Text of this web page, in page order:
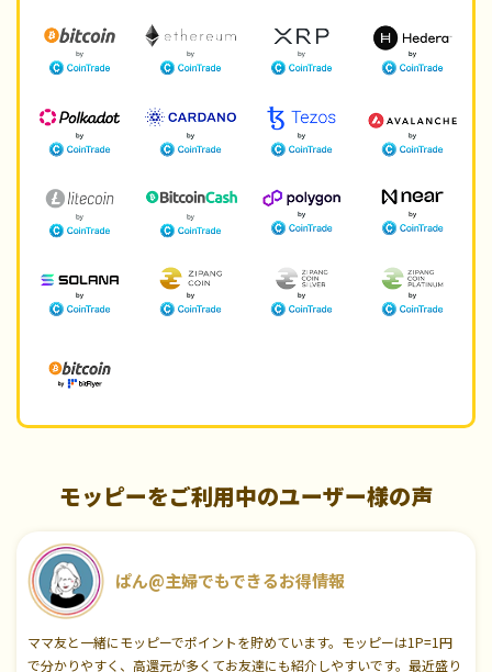
モッピーをご利用中のユーザー様の声
ぱん@主婦でもできるお得情報
ママ友と一緒にモッピーでポイントを貯めています。モッピーは1P=1円
で分かりやすく、高還元が多くてお友達にも紹介しやすいです。最近盛り